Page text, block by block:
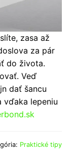
zasa až
za pár
do života.
Veď
dať šancu
vďaka lepeniu
Praktické tipy